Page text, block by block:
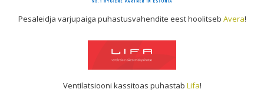
Pesaleidja varjupaiga puhastusvahendite eest hoolitseb Avera!
Ventilatsiooni kassitoas puhastab Lifa!